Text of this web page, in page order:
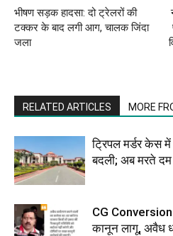
भीषण सड़क हादसा: दो ट्रेलरों की
टक्कर के बाद लगी आग, चालक जिंदा
जला
RELATED ARTICLES MORE
ट्रिपल मर्डर केस
बदली; अब मरते
CG Conversion
कानून लागू, अवैध